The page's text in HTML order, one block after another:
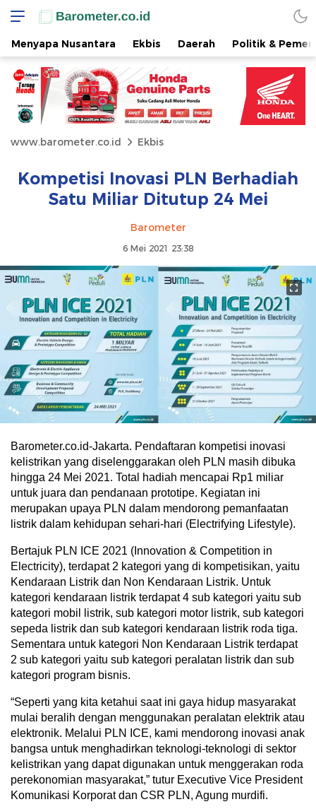
Menyapa Nusantara Ekbis Daerah Politik &
www.barometer.co.id Ekbis
Kompetisi Inovasi PLN Berhadiah
Satu Miliar Ditutup 24 Mei
Barometer
6 Mei 2021 23:38
Barometer.co.id-Jakarta. Pendaftaran kompetisi inovasi
kelistrikan yang diselenggarakan oleh PLN masih dibuka
hingga 24 Mei 2021. Total hadiah mencapai Rp1 miliar
untuk juara dan pendanaan prototipe. Kegiatan ini
merupakan upaya PLN dalam mendorong pemanfaatan
listrik dalam kehidupan sehari-hari (Electrifying Lifestyle).
Bertajuk PLN ICE 2021 (Innovation & Competition in
Electricity), terdapat 2 kategori yang di kompetisikan, yaitu
Kendaraan Listrik dan Non Kendaraan Listrik. Untuk
kategori kendaraan listrik terdapat 4 sub kategori yaitu sub
kategori mobil listrik, sub kategori motor listrik, sub kategori
sepeda listrik dan sub kategori kendaraan listrik roda tiga.
Sementara untuk kategori Non Kendaraan Listrik terdapat
2 sub kategori yaitu sub kategori peralatan listrik dan sub
kategori program bisnis.
“Seperti yang kita ketahui saat ini gaya hidup masyarakat
mulai beralih dengan menggunakan peralatan elektrik atau
elektronik. Melalui PLN ICE, kami mendorong inovasi anak
bangsa untuk menghadirkan teknologi-teknologi di sektor
kelistrikan yang dapat digunakan untuk menggerakan roda
perekonomian masyarakat,” tutur Executive Vice President
Komunikasi Korporat dan CSR PLN, Agung murdifi.